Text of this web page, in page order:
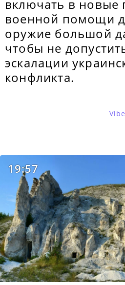
включать в новые
военной помощи
оружие большой
чтобы не
эскалации
конфликта.
19:57